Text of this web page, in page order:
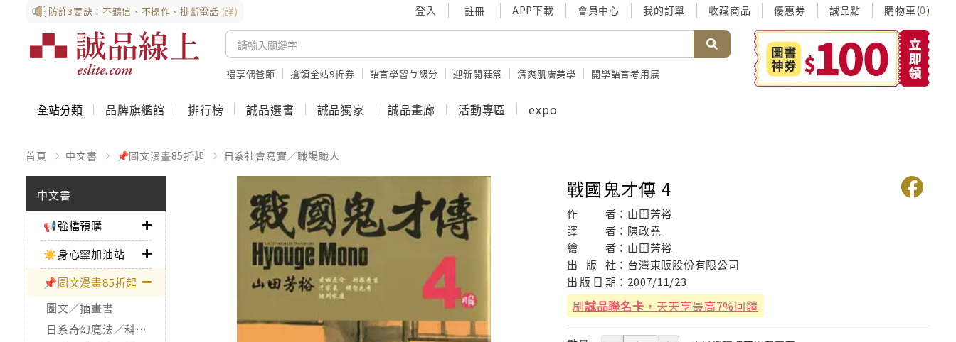
防詐3要訣：不聽信、不操作、掛斷電話 (詳) 登入 註冊 APP下載 會員中心 我的訂單 收藏商品 優惠券 誠品點 購物車(0)
禮享偶爸節 搶領全站9折券 語言學習ㄅ級分 迎新開鞋祭 清爽肌膚美學 開學語言考用展
全站分類 品牌旗艦館 排行榜 誠品選書 誠品獨家 誠品畫廊 活動專區 expo
首頁 中文書 📌圖文漫畫85折起 日系社會寫實／職場職人
中文書
📢強檔預購
☀️身心靈加油站
📌圖文漫畫85折起
圖文／插畫書
日系奇幻魔法／科幻冒險
戰國鬼才傳 4
作 者： 山田芳裕
譯
者： 陳政堯
繪
者： 山田芳裕
出
版 社： 台灣東販股份有限公司
出 版 日 期： 2007/11/23
刷誠品聯名卡 ，天天享最高7%回饋